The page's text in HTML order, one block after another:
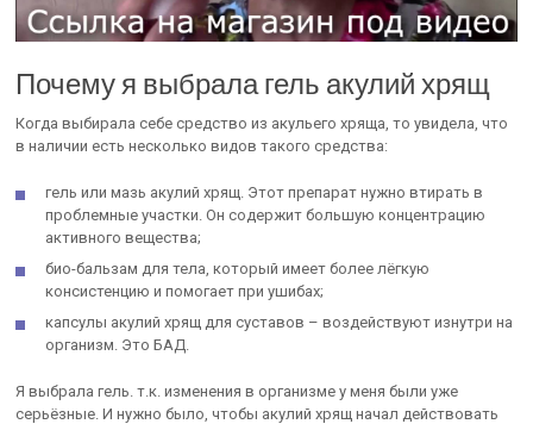
Почему я выбрала гель акулий хрящ
Когда выбирала себе средство из акульего хряща, то увидела, что
в наличии есть несколько видов такого средства:
гель или мазь акулий хрящ. Этот препарат нужно втирать в
проблемные участки. Он содержит большую концентрацию
активного вещества;
био-бальзам для тела, который имеет более лёгкую
консистенцию и помогает при ушибах;
капсулы акулий хрящ для суставов – воздействуют изнутри на
организм. Это БАД.
Я выбрала гель. т.к. изменения в организме у меня были уже
серьёзные. И нужно было, чтобы акулий хрящ начал действовать